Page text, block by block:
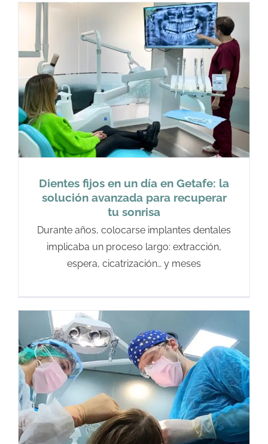
Dientes fijos en un día en Getafe: la
solución avanzada para recuperar
tu sonrisa
Durante años, colocarse implantes dentales
implicaba un proceso largo: extracción,
espera, cicatrización… y meses